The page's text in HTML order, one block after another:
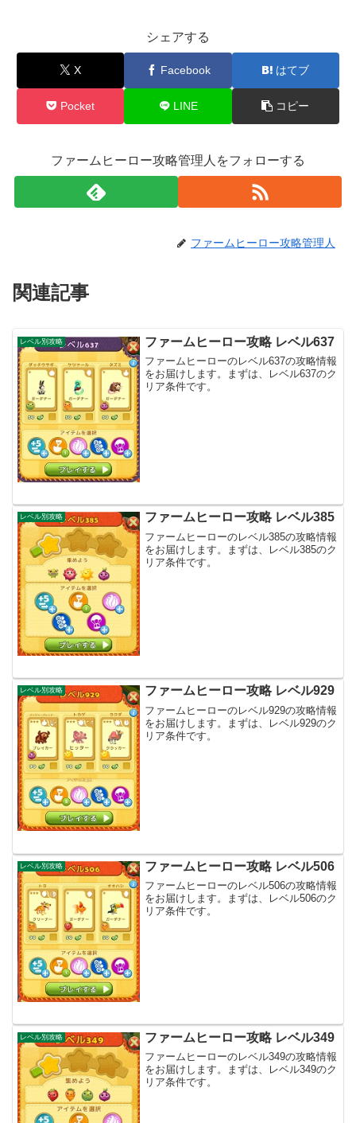
シェアする
X Facebook はてブ
Pocket LINE コピー
ファームヒーロー攻略管理人をフォローする
ファームヒーロー攻略管理人
関連記事
レベル別攻略 ファームヒーロー攻略 レベル637
ファームヒーローのレベル637の攻略情報
をお届けします。まずは、レベル637のク
リア条件です。
レベル別攻略 ファームヒーロー攻略 レベル385
ファームヒーローのレベル385の攻略情報
をお届けします。まずは、レベル385のク
リア条件です。
レベル別攻略 ファームヒーロー攻略 レベル929
ファームヒーローのレベル929の攻略情報
をお届けします。まずは、レベル929のク
リア条件です。
レベル別攻略 ファームヒーロー攻略 レベル506
ファームヒーローのレベル506の攻略情報
をお届けします。まずは、レベル506のク
リア条件です。
レベル別攻略 ファームヒーロー攻略 レベル349
ファームヒーローのレベル349の攻略情報
をお届けします。まずは、レベル349のク
リア条件です。